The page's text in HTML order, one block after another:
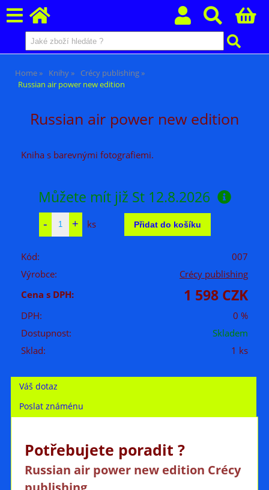
Home Knihy
Crécy publishing
Russian air power new edition
Russian air power new edition
Kniha s barevnými fotografiemi.
Můžete mít již St 12.8.2026
ks
Kód:
007
Výrobce:
Crécy publishing
Cena s DPH:
1 598 CZK
DPH:
0 %
Dostupnost:
Skladem
Sklad:
1 ks
Váš dotaz
Poslat známénu
Potřebujete poradit ?
Russian air power new edition Crécy